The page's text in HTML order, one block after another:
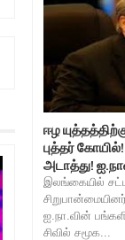
ஈழ
புத்தர்
அடாத்து!
இலங்கையில்
ஐ.நா.வின்
சிவில் சமூக...